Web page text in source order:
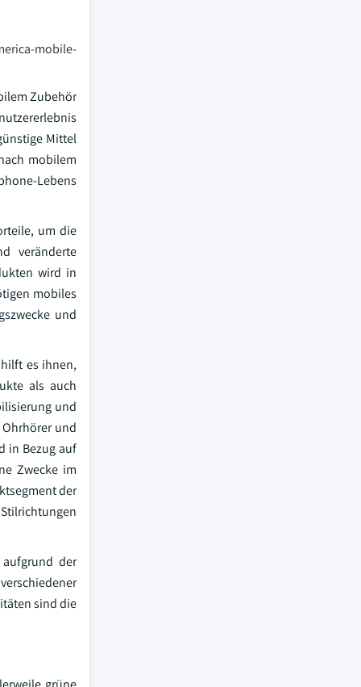
mobile-
Zubehör
Mittel
mobilem
Lebens
um die
veränderte
wird in
mobiles
und
es ihnen,
als auch
und
und
in Bezug auf
Zwecke im
der
der
sind die